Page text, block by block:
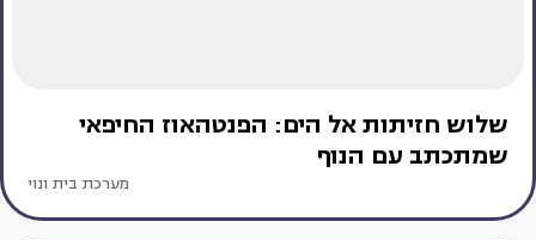
שלוש חזיתות אל הים: הפנטהאוז החיפאי
שמתכתב עם הנוף
מערכת בית ונוי